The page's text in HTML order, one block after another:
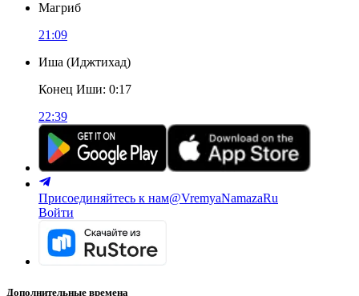
Магриб
21:09
Иша (Иджтихад)
Конец Иши: 0:17
22:39
Присоединяйтесь к нам@VremyaNamazaRu
Войти
Дополнительные времена